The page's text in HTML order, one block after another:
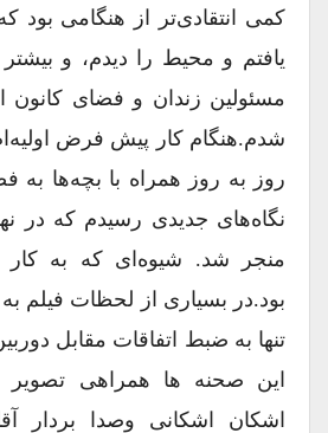
کمی انتقادی‌تر از هنگامی بود
یافتم و محیط را دیدم، و بیشتر
مسئولین زندان و فضای کانون
شدم.هنگام کار پیش فرض اولیه‌ام
روز به روز همراه با بچه‌ها به
نگاه‌های جدیدی رسیدم که در
منجر شد. شیوه‌ای که به کار
بود.در بسیاری از لحظات فیلم
تنها به ضبط اتفاقات مقابل
این صحنه ها همراهی تصویر
اشکان اشکانی وصدا بردار